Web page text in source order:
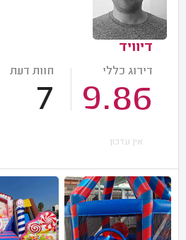
דיוויד
דירוג כללי
9.86
חוות דעת
7
אין עדכון